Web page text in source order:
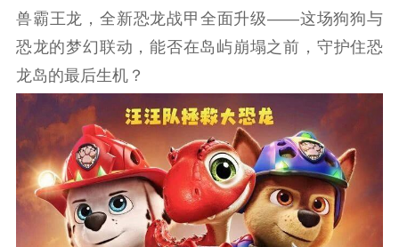
兽霸王龙，全新恐龙战甲全面升级——这场狗狗与
恐龙的梦幻联动，能否在岛屿崩塌之前，守护住恐
龙岛的最后生机？